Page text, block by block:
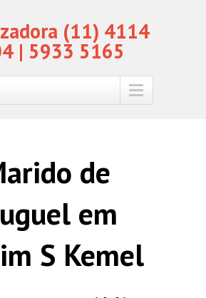
(11) 4114
| 5933 5165
de
em
S Kemel